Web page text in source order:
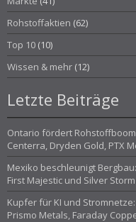
Rohstoffaktien (62)
Top 10 (10)
Wissen & mehr (12)
Letzte Beiträge
Ontario fördert
Centerra, Dryden Gold, PTX
Mexiko beschleunigt
First Majestic und Silver
Kupfer für KI und
Prismo Metals, Faraday